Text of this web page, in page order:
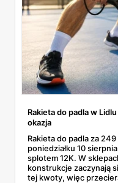
Rakieta do padla w
okazja
Rakieta do padla za
poniedziałku 10
splotem 12K. W
konstrukcje zaczynają
tej kwoty, więc